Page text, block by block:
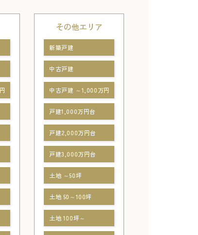
その他エリア
新築戸建
中古戸建
中古戸建 ～1,000万円
戸建1,000万円台
戸建2,000万円台
戸建3,000万円台
土地 ～50坪
土地 50～100坪
土地 100坪～